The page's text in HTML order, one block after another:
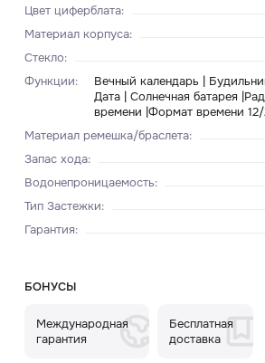
Цвет циферблата:
Материал корпуса:
Стекло:
Функции:
Вечный календарь |
Дата | Солнечная батарея
времени |Формат времени
Материал ремешка/браслета:
Запас хода:
Водонепроницаемость:
Тип Застежки:
Гарантия:
БОНУСЫ
Международная
гарантия
Бесплатная
доставка